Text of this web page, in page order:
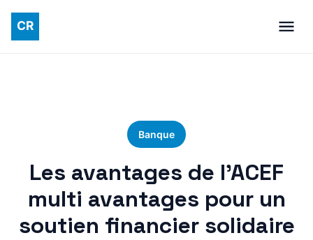
Banque
Les avantages de l’ACEF
multi avantages pour un
soutien financier solidaire